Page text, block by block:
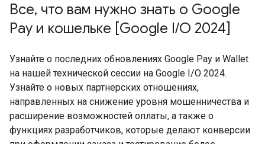
Все, что вам нужно знать о Google
Pay и кошельке [Google I/O 2024]
Узнайте о последних обновлениях Google Pay и Wallet
на нашей технической сессии на Google I/O 2024.
Узнайте о новых партнерских отношениях,
направленных на снижение уровня мошенничества и
расширение возможностей оплаты, а также о
функциях разработчиков, которые делают конверсии